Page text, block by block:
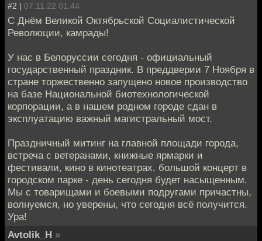
#2 | 07.11.22 01:44
С Днём Великой Октябрьской Социалистической
Революции, камрады!
У нас в Белоруссии сегодня - официальный
государственный праздник. В преддверии 7 Ноября в
стране торжественно запущено новое производство
на базе Национальной биотехнологической
корпорации, а в нашем родном городе сдан в
эксплуатацию важный магистральный мост.
Праздничный митинг на главной площади города,
встреча с ветеранами, книжные ярмарки и
фестивали, кино в кинотеатрах, большой концерт в
городском парке - день сегодня будет насыщенным.
Мы с товарищами и боевыми подругами причастны,
волнуемся, но уверены, что сегодня всё получится.
Ура!
Avtolik_H »